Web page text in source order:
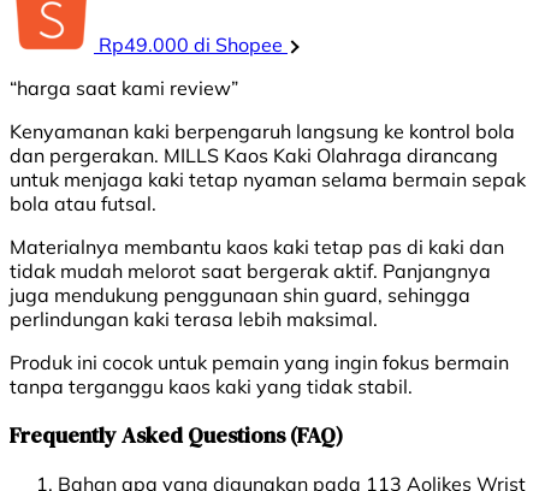
Rp49.000 di Shopee
“harga saat kami review”
Kenyamanan kaki berpengaruh langsung ke kontrol bola
dan pergerakan. MILLS Kaos Kaki Olahraga dirancang
untuk menjaga kaki tetap nyaman selama bermain sepak
bola atau futsal.
Materialnya membantu kaos kaki tetap pas di kaki dan
tidak mudah melorot saat bergerak aktif. Panjangnya
juga mendukung penggunaan shin guard, sehingga
perlindungan kaki terasa lebih maksimal.
Produk ini cocok untuk pemain yang ingin fokus bermain
tanpa terganggu kaos kaki yang tidak stabil.
Frequently Asked Questions (FAQ)
Bahan apa yang digunakan pada 113 Aolikes Wrist